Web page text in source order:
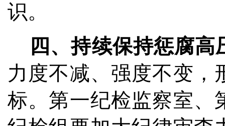
识。
四、持续保持惩腐高
力度不减、强度不变，
标。第一纪检监察室、